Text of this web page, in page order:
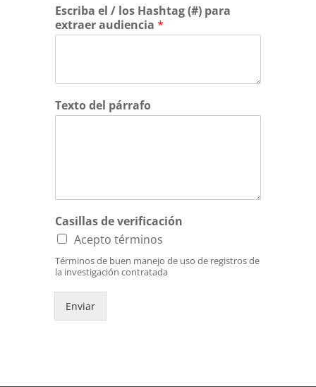
Escriba el / los Hashtag (#) para
extraer audiencia*
Texto del párrafo
Casillas de verificación
Acepto términos
Términos de buen manejo de uso de registros de
la investigación contratada
Enviar